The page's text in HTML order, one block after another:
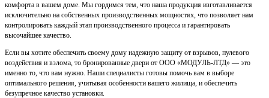
комфорта в вашем доме. Мы гордимся тем, что наша продукция изготавливается
исключительно на собственных производственных мощностях, что позволяет нам
контролировать каждый этап производственного процесса и гарантировать
высочайшее качество.
Если вы хотите обеспечить своему дому надежную защиту от взрывов, пулевого
воздействия и взлома, то бронированные двери от ООО «МОДУЛЬ-ЛТД» — это
именно то, что вам нужно. Наши специалисты готовы помочь вам в выборе
оптимального решения, учитывая особенности вашего жилища, и обеспечить
безупречное качество установки.